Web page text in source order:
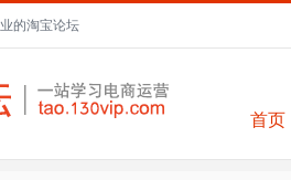
的淘宝论坛
首页